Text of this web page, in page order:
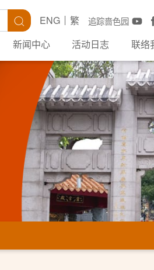
搜寻 追踪啬色园
ENG
繁
新闻中心 活动日志 联络